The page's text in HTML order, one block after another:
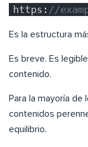
https: //
Es la estructura
Es breve. Es
contenido.
Para la mayoría
contenidos
equilibrio.